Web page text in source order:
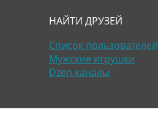
НАЙТИ ДРУЗЕЙ
Список пользователей
Мужские игрушки
Dzen каналы